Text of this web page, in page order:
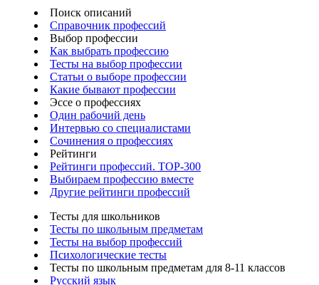
Поиск описаний
Справочник профессий
Выбор профессии
Как выбрать профессию
Тесты на выбор профессии
Статьи о выборе профессии
Какие бывают профессии
Эссе о профессиях
Один рабочий день
Интервью со специалистами
Сочинения о профессиях
Рейтинги
Рейтинги профессий. TOP-300
Выбираем профессию вместе
Другие рейтинги профессий
Тесты для школьников
Тесты по школьным предметам
Тесты на выбор профессий
Психологические тесты
Тесты по школьным предметам для 8-11 классов
Русский язык